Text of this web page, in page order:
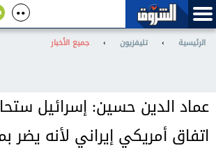
الرئيسية › تليفزيون › جميع الأخبار
عماد الدين حسين: إسرائيل
اتفاق أمريكي إيراني لأنه يضر